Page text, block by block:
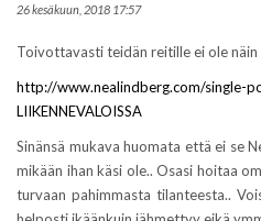
26 kesäkuun, 2018 17:57
Toivottavasti teidän reitille ei ole
http://www.nealindberg.com/single-
LIIKENNEVALOISSA
Sinänsä mukava huomata että ei se
mikään ihan käsi ole.. Osasi hoitaa
turvaan pahimmasta tilanteesta..